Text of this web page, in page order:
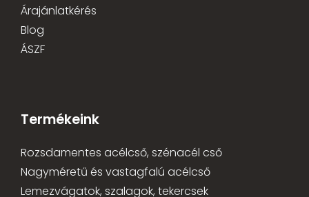
Árajánlatkérés
Blog
ÁSZF
Termékeink
Rozsdamentes acélcső, szénacél cső
Nagyméretű és vastagfalú acélcső
Lemezvágatok, szalagok, tekercsek